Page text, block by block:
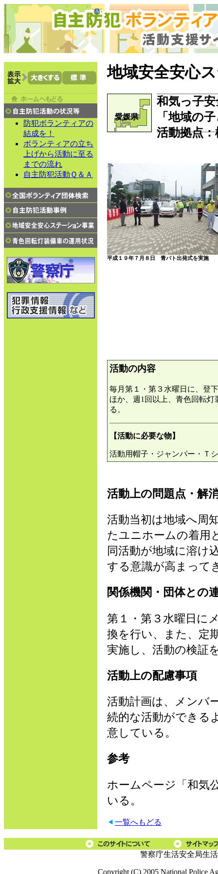
防犯ボランティアの
結成を！
ボランティアの立ち
上げから活動に至る
までの流れ
自主防犯活動Ｑ＆Ａ
地域安全安心
愛媛県
和気っ子
「地域の
活動拠点：
平成１９年７月８日 青パト出発式を実施
活動の内容
毎月第１・第３水曜日に、登
ほか、週1回以上、青色回転
る。
【活動に必要な物】
活動用帽子・ジャンパー・Ｔ
活動上の問題点・解
活動当初は地域へ周
たユニホームの着用
同活動が地域に溶け
する意識が高まって
関係機関・団体との
第１・第３水曜日に
換を行い、また、定
実施し、活動の検証
活動上の配慮事項
活動計画は、メンバ
続的な活動ができる
意している。
参考
ホームページ「和気
いる。
一覧へもどる
警察庁生活安全局生
Copyright (C) 2005 National Police